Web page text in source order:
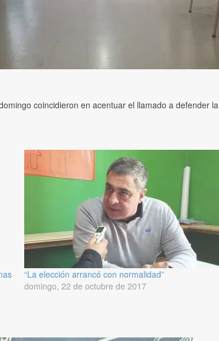
coincidieron en acentuar el llamado a defender
“La elección arrancó con normalidad”
domingo, 22 de octubre de 2017